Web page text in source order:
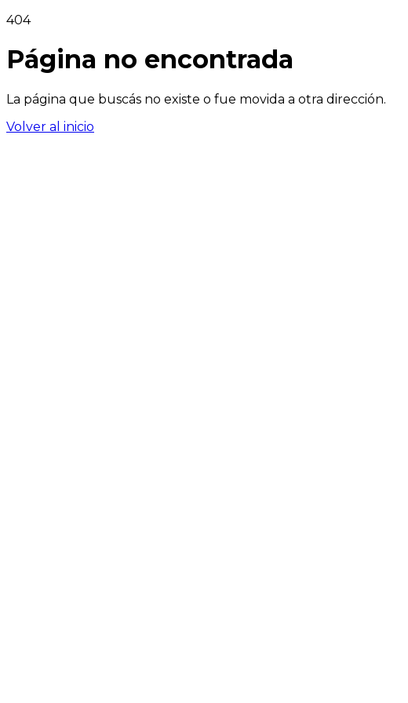
404
Página no encontrada
La página que buscás no existe o fue movida a otra dirección.
Volver al inicio